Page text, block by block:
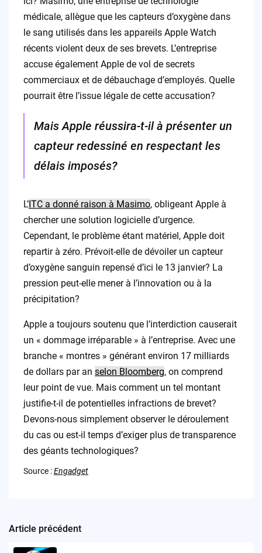
médicale, allègue que les capteurs d’oxygène dans
le sang utilisés dans les appareils Apple Watch
récents violent deux de ses brevets. L’entreprise
accuse également Apple de vol de secrets
commerciaux et de débauchage d’employés. Quelle
pourrait être l’issue légale de cette accusation?
Mais Apple réussira-t-il à présenter un
capteur redessiné en respectant les
délais imposés?
L’ITC a donné raison à Masimo, obligeant Apple à
chercher une solution logicielle d’urgence.
Cependant, le problème étant matériel, Apple doit
repartir à zéro. Prévoit-elle de dévoiler un capteur
d’oxygène sanguin repensé d’ici le 13 janvier? La
pression peut-elle mener à l’innovation ou à la
précipitation?
Apple a toujours soutenu que l’interdiction causerait
un « dommage irréparable » à l’entreprise. Avec une
branche « montres » générant environ 17 milliards
de dollars par an selon Bloomberg, on comprend
leur point de vue. Mais comment un tel montant
justifie-t-il de potentielles infractions de brevet?
Devons-nous simplement observer le déroulement
du cas ou est-il temps d’exiger plus de transparence
des géants technologiques?
Source :Engadget
Post
Article précédent